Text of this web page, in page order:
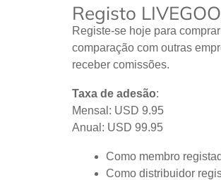
Registo
Registe-se hoje para
comparação com outras
receber comissões.
Taxa de adesão:
Mensal: USD 9.95
Anual: USD 99.95
Como membro
Como distribuidor